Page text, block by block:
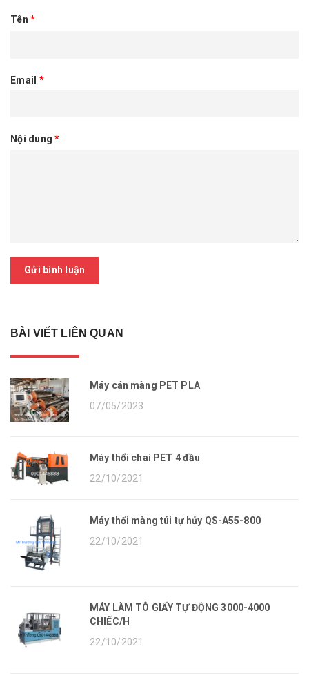
Tên *
Email *
Nội dung*
Gửi bình luận
BÀI VIẾT LIÊN QUAN
Máy cán màng PET PLA
07/05/2023
Máy thổi chai PET 4 đầu
22/10/2021
Máy thổi màng túi tự hủy QS-A55-800
22/10/2021
MÁY LÀM TÔ GIẤY TỰ ĐỘNG 3000-4000
CHIẾC/H
22/10/2021